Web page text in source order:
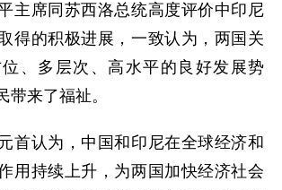
席同苏西洛总统高度评价中印尼
得的积极进展，一致认为，两国关
、多层次、高水平的良好发展势
带来了福祉。
认为，中国和印尼在全球经济和
用持续上升，为两国加快经济社会